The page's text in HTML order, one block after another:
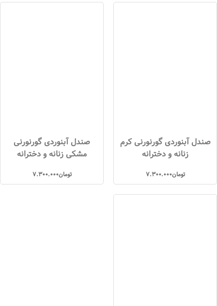
صندل آبنوردی گورنورنی کرم
زنانه و دخترانه
تومان7.300.000
صندل آبنوردی گورنورنی
مشکی زنانه و دخترانه
تومان7.300.000